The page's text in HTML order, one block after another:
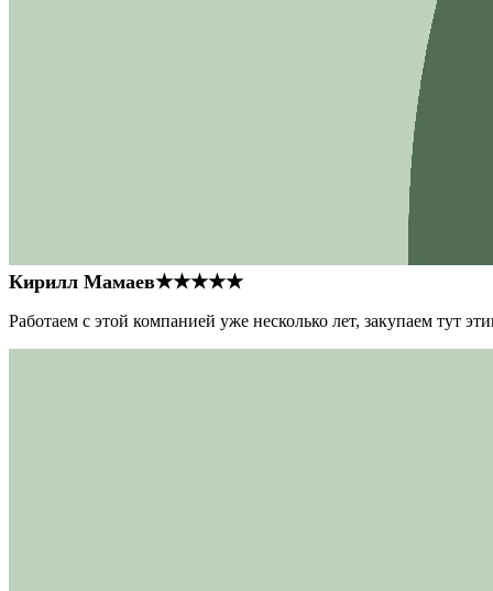
Кирилл Мамаев★★★★★
Работаем с этой компанией уже несколько лет, закупаем тут